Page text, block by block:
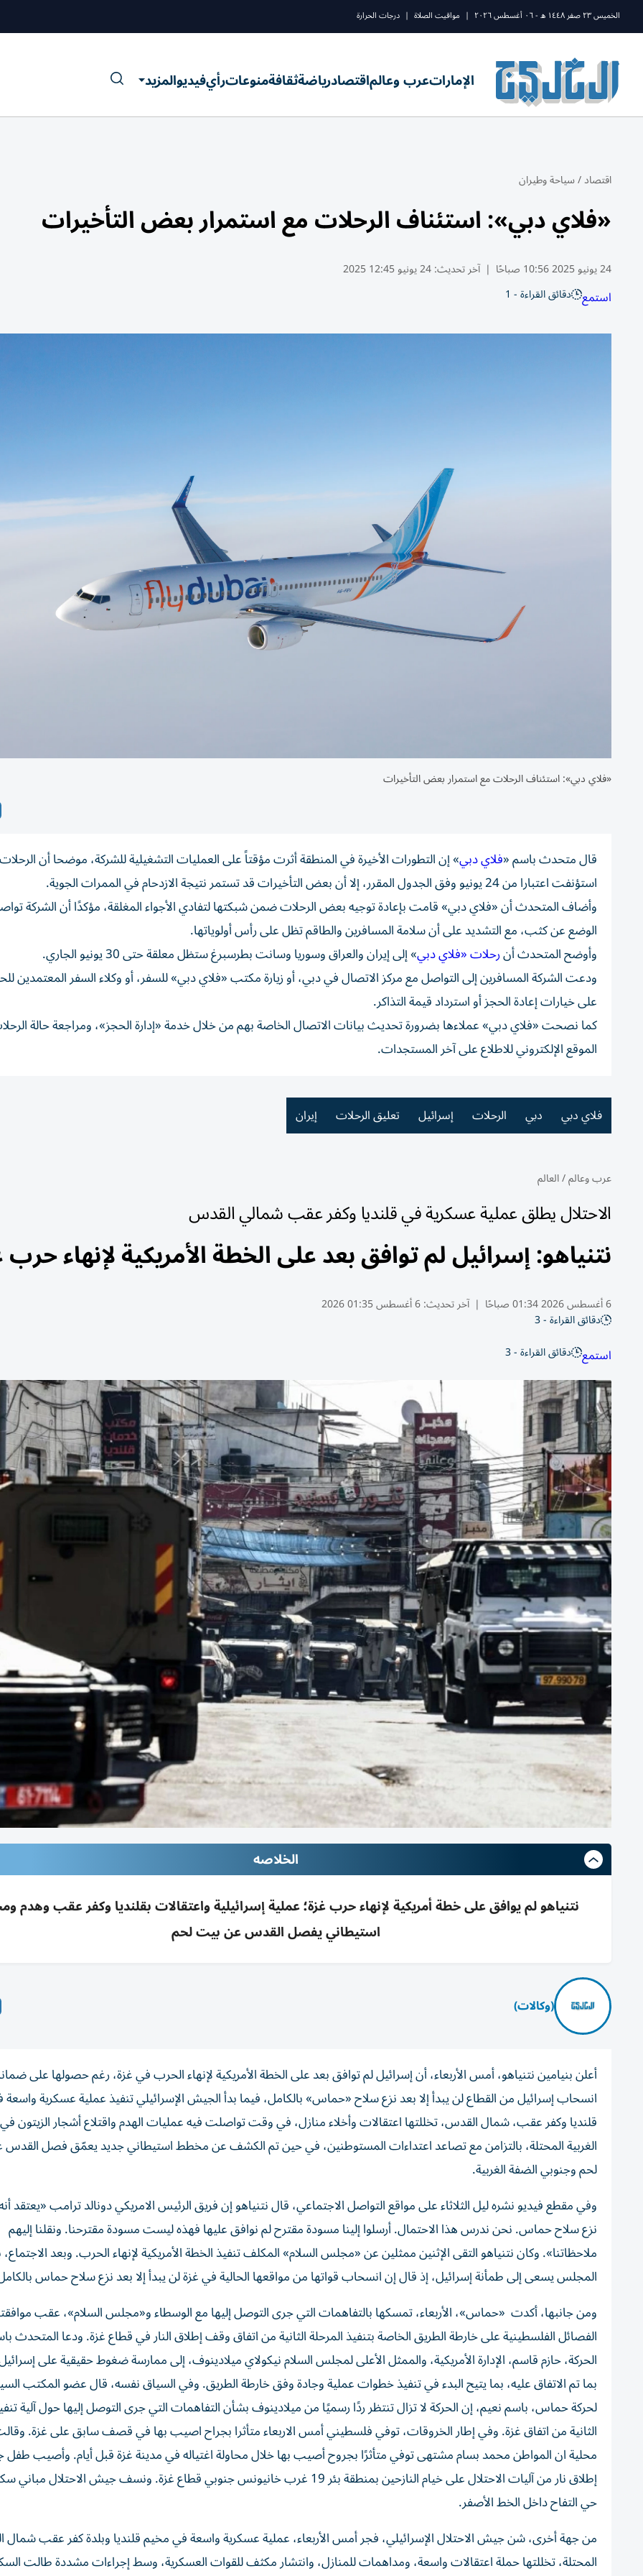
الخميس ٢٣ صفر ١٤٤٨ ه - ٠٦ أغسطس ٢٠٢٦ | مواقيت الصلاة | درجات الحرارة
الإماراتعرب وعالماقتصادرياضةثقافةمنوعاترأيفيديوالمزيد
اقتصاد/سياحة وطيران
«فلاي دبي»: استئناف الرحلات مع استمرار بعض التأخيرات
24 يونيو 2025 10:56 صباحًا | آخر تحديث:24 يونيو 12:45 2025
استمع دقائق القراءة - 1
«فلاي دبي»: استئناف الرحلات مع استمرار بعض التأخيرات
قال متحدث باسم «فلاي دبي» إن التطورات الأخيرة في المنطقة أثرت مؤقتاً على العمليات التشغيلية للشركة، موضحا أن الرحلات
استؤنفت اعتبارا من 24 يونيو وفق الجدول المقرر، إلا أن بعض التأخيرات قد تستمر نتيجة الازدحام في الممرات الجوية.
وأضاف المتحدث أن «فلاي دبي» قامت بإعادة توجيه بعض الرحلات ضمن شبكتها لتفادي الأجواء المغلقة، مؤكدًا أن الشركة
الوضع عن كثب، مع التشديد على أن سلامة المسافرين والطاقم تظل على رأس أولوياتها.
وأوضح المتحدث أنرحلات «فلاي دبي» إلى إيران والعراق وسوريا وسانت بطرسبرغ ستظل معلقة حتى 30 يونيو الجاري.
ودعت الشركة المسافرين إلى التواصل مع مركز الاتصال في دبي، أو زيارة مكتب «فلاي دبي» للسفر، أو وكلاء السفر المعتمدين
على خيارات إعادة الحجز أو استرداد قيمة التذاكر.
كما نصحت «فلاي دبي» عملاءها بضرورة تحديث بيانات الاتصال الخاصة بهم من خلال خدمة «إدارة الحجز»، ومراجعة حالة
الموقع الإلكتروني للاطلاع على آخر المستجدات.
فلاي دبي دبي الرحلات إسرائيل تعليق الرحلات إيران
عرب وعالم/العالم
الاحتلال يطلق عملية عسكرية في قلنديا وكفر عقب شمالي القدس
نتنياهو: إسرائيل لم توافق بعد على الخطة الأمريكية لإنهاء
6 أغسطس 2026 01:34 صباحًا | آخر تحديث:6 أغسطس 01:35 2026
دقائق القراءة - 3
استمع دقائق القراءة - 3
الخلاصه
نتنياهو لم يوافق على خطة أمريكية لإنهاء حرب غزة؛ عملية إسرائيلية واعتقالات بقلنديا وكفر عقب وهدم
استيطاني يفصل القدس عن بيت لحم
(وكالات)
أعلن بنيامين نتنياهو، أمس الأربعاء، أن إسرائيل لم توافق بعد على الخطة الأمريكية لإنهاء الحرب في غزة، رغم حصولها على
انسحاب إسرائيل من القطاع لن يبدأ إلا بعد نزع سلاح «حماس» بالكامل، فيما بدأ الجيش الإسرائيلي تنفيذ عملية عسكرية
قلنديا وكفر عقب، شمال القدس، تخللتها اعتقالات وأخلاء منازل، في وقت تواصلت فيه عمليات الهدم واقتلاع أشجار الزيتون
الغربية المحتلة، بالتزامن مع تصاعد اعتداءات المستوطنين، في حين تم الكشف عن مخطط استيطاني جديد يعمّق فصل
لحم وجنوبي الضفة الغربية.
وفي مقطع فيديو نشره ليل الثلاثاء على مواقع التواصل الاجتماعي، قال نتنياهو إن فريق الرئيس الامريكي دونالد ترامب «يعتقد
نزع سلاح حماس. نحن ندرس هذا الاحتمال. أرسلوا إلينا مسودة مقترح لم نوافق عليها فهذه ليست مسودة مقترحنا. ونقلنا إليهم
ملاحظاتنا». وكان نتنياهو التقى الإثنين ممثلين عن «مجلس السلام» المكلف تنفيذ الخطة الأمريكية لإنهاء الحرب. وبعد الاجتماع،
المجلس يسعى إلى طمأنة إسرائيل، إذ قال إن انسحاب قواتها من مواقعها الحالية في غزة لن يبدأ إلا بعد نزع سلاح حماس
ومن جانبها، أكدت «حماس»، الأربعاء، تمسكها بالتفاهمات التي جرى التوصل إليها مع الوسطاء و«مجلس السلام»، عقب
الفصائل الفلسطينية على خارطة الطريق الخاصة بتنفيذ المرحلة الثانية من اتفاق وقف إطلاق النار في قطاع غزة. ودعا المتحدث
الحركة، حازم قاسم، الإدارة الأمريكية، والممثل الأعلى لمجلس السلام نيكولاي ميلادينوف، إلى ممارسة ضغوط حقيقية على إسرائيل
بما تم الاتفاق عليه، بما يتيح البدء في تنفيذ خطوات عملية وجادة وفق خارطة الطريق. وفي السياق نفسه، قال عضو المكتب
لحركة حماس، باسم نعيم، إن الحركة لا تزال تنتظر ردًا رسميًا من ميلادينوف بشأن التفاهمات التي جرى التوصل إليها حول آلية
الثانية من اتفاق غزة. وفي إطار الخروقات، توفي فلسطيني أمس الاربعاء متأثرا بجراح اصيب بها في قصف سابق على غزة.
محلية ان المواطن محمد بسام مشتهى توفي متأثرًا بجروح أصيب بها خلال محاولة اغتياله في مدينة غزة قبل أيام. وأصيب طفل
إطلاق نار من آليات الاحتلال على خيام النازحين بمنطقة بئر 19 غرب خانيونس جنوبي قطاع غزة. ونسف جيش الاحتلال
حي التفاح داخل الخط الأصفر.
من جهة أخرى، شن جيش الاحتلال الإسرائيلي، فجر أمس الأربعاء، عملية عسكرية واسعة في مخيم قلنديا وبلدة كفر عقب
المحتلة، تخللتها حملة اعتقالات واسعة، ومداهمات للمنازل، وانتشار مكثف للقوات العسكرية، وسط إجراءات مشددة طالت